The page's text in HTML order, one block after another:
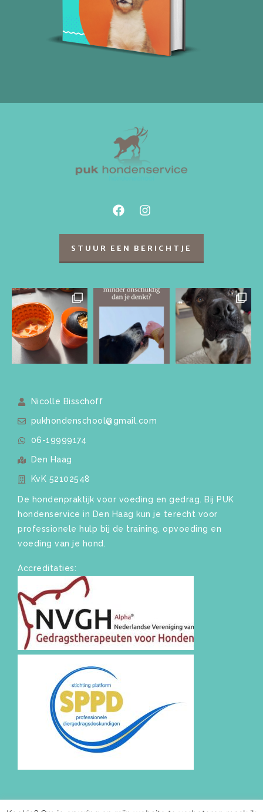
STUUR EEN BERICHTJE
Nicolle Bisschoff
pukhondenschool@gmail.com
06-19999174
Den Haag
KvK 52102548
De hondenpraktijk voor voeding en gedrag. Bij PUK
hondenservice in Den Haag kun je terecht voor
professionele hulp bij de training, opvoeding en
voeding van je hond.
Accreditaties: